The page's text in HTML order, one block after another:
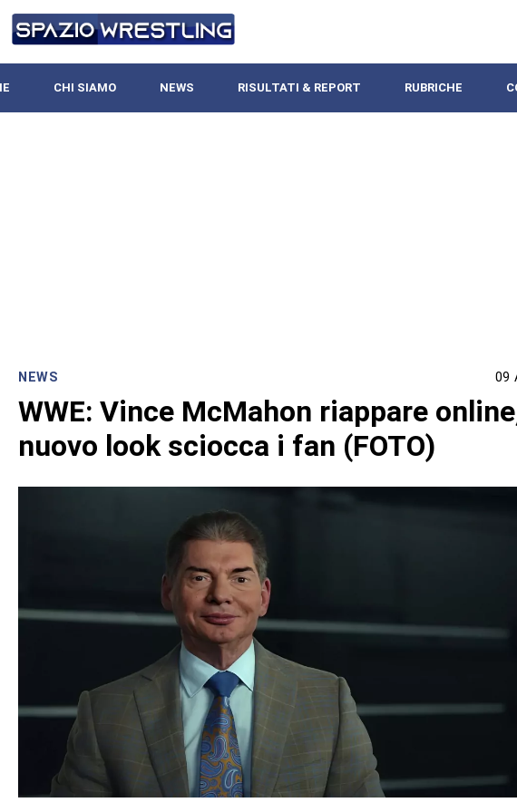
CHI SIAMO NEWS RISULTATI & REPORT RUBRICHE
NEWS 09
WWE: Vince McMahon riappare
nuovo look sciocca i fan (FOTO)